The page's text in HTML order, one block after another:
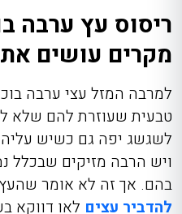
ריסוס עץ ערבה
מקרים עושים
למרבה המזל עצי ערבה
טבעית שעוזרת להם שלא
לשגשג יפה גם כשיש
ויש הרבה מזיקים שבכלל
בהם. אך זה לא אומר שהעץ
להדביר עצים לאו דווקא